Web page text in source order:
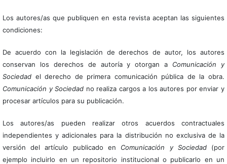
Los autores/as que publiquen en esta revista aceptan las siguientes
condiciones:
De acuerdo con la legislación de derechos de autor, los autores
conservan los derechos de autoría y otorgan a Comunicación y
Sociedadel derecho de primera comunicación pública de la obra.
Comunicación y Sociedad no realiza cargos a los autores por enviar y
procesar artículos para su publicación.
Los autores/as pueden realizar otros acuerdos contractuales
independientes y adicionales para la distribución no exclusiva de la
versión del artículo publicado en Comunicación y Sociedad(por
ejemplo incluirlo en un repositorio institucional o publicarlo en un